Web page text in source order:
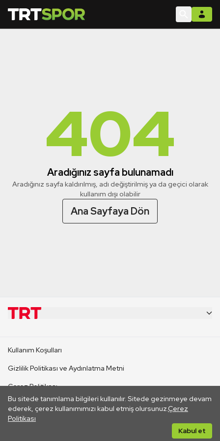
404
Aradığınız sayfa bulunamadı
Aradığınız sayfa kaldırılmış, adı değiştirilmiş ya da geçici olarak
kullanım dışı olabilir
Ana Sayfaya Dön
Bu sitede tanımlama bilgileri kullanılır. Sitede gezinmeye devam
ederek, çerez kullanımımızı kabul etmiş olursunuz.Çerez
Politikası
Kabul et
CANLI YAYINLAR
Kullanım Koşulları
Gizlilik Politikası ve Aydınlatma Metni
Çerez Politikası
İletişim
Her hakkı saklıdır. ©2026 TRT. Bağlantı yoluyla gidilen dış